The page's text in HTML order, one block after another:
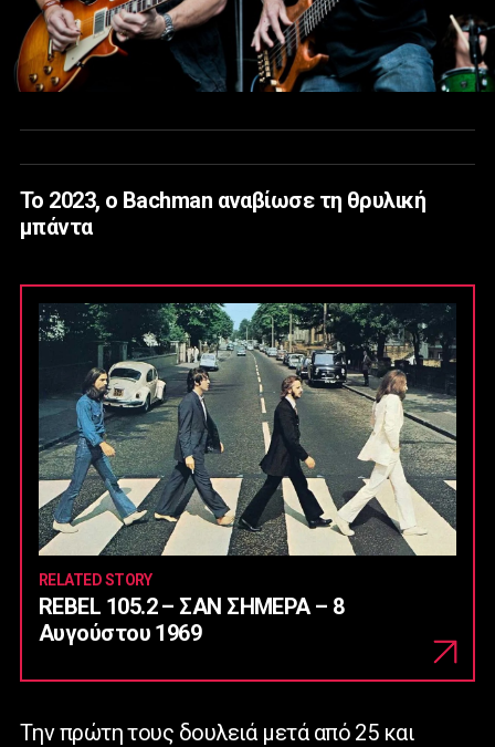
Το 2023, ο Bachman αναβίωσε τη θρυλική
μπάντα
RELATED STORY
REBEL 105.2 – ΣΑΝ ΣΗΜΕΡΑ – 8
Αυγούστου 1969
Tην πρώτη τους δουλειά μετά από 25 και